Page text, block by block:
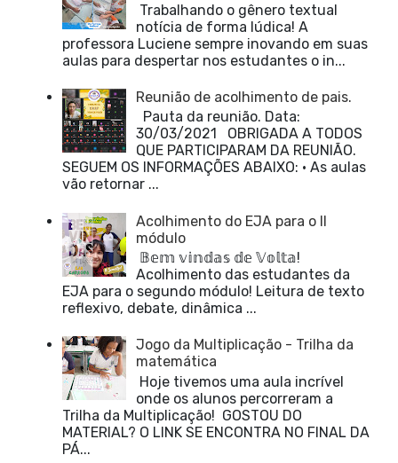
Trabalhando o gênero textual
notícia de forma lúdica! A
professora Luciene sempre inovando em suas
aulas para despertar nos estudantes o in...
Reunião de acolhimento de pais.
Pauta da reunião. Data:
30/03/2021 OBRIGADA A TODOS
QUE PARTICIPARAM DA REUNIÃO.
SEGUEM OS INFORMAÇÕES ABAIXO: • As aulas
vão retornar ...
Acolhimento do EJA para o II
módulo
𝔹𝕖𝕞 𝕧𝕚𝕟𝕕𝕒𝕤 𝕕𝕖 𝕍𝕠𝕝𝕥𝕒!
Acolhimento das estudantes da
EJA para o segundo módulo! Leitura de texto
reflexivo, debate, dinâmica ...
Jogo da Multiplicação - Trilha da
matemática
Hoje tivemos uma aula incrível
onde os alunos percorreram a
Trilha da Multiplicação! GOSTOU DO
MATERIAL? O LINK SE ENCONTRA NO FINAL DA
PÁ...